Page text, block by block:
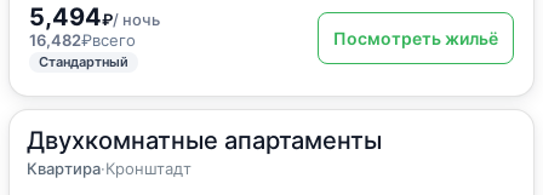
5,494₽/ ночь
16,482₽всего
Стандартный
Посмотреть жильё
Двухкомнатные апартаменты
Квартира·Кронштадт
55 м 2·4 гостя
Квартира